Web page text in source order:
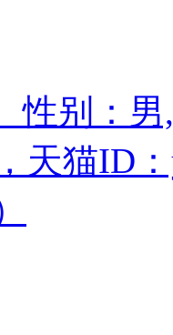
性别：
，天猫ID